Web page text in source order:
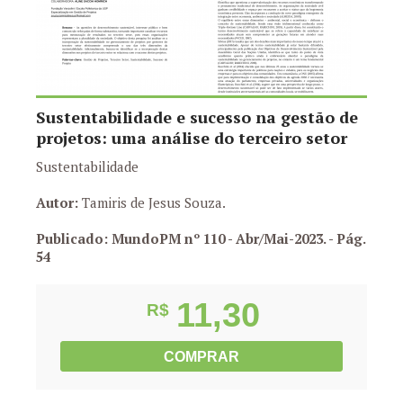
Sustentabilidade e sucesso na gestão de
projetos: uma análise do terceiro setor
Sustentabilidade
Autor: Tamiris de Jesus Souza.
Publicado: MundoPM nº 110 - Abr/Mai-2023.- Pág.
54
R$ 11,30
COMPRAR